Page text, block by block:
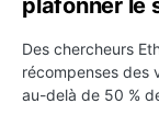
plafonner le
Des chercheurs
récompenses des
au-delà de 50 %